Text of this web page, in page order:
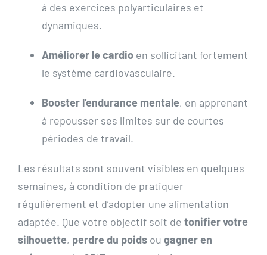
à des exercices polyarticulaires et
dynamiques.
Améliorer le cardioen sollicitant fortement
le système cardiovasculaire.
Booster l’endurance mentale, en apprenant
à repousser ses limites sur de courtes
périodes de travail.
Les résultats sont souvent visibles en quelques
semaines, à condition de pratiquer
régulièrement et d’adopter une alimentation
adaptée. Que votre objectif soit de tonifier votre
silhouette, perdre du poidsou gagner en